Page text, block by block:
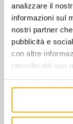
analizzare il
informazioni sul
nostri partner
pubblicità e
con altre
raccolto dal suo
nostri cookie se
€
€